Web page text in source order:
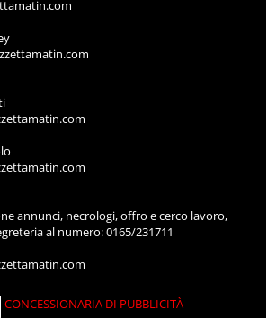
annunci, necrologi, offro e cerco lavoro,
al numero: 0165/231711
CONCESSIONARIA DI PUBBLICITÀ